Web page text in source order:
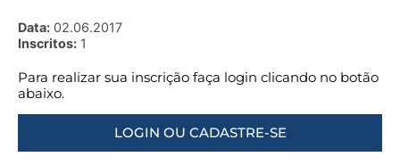
Data: 02.06.2017
Inscritos: 1
Para realizar sua inscrição faça login clicando no botão
abaixo.
LOGIN OU CADASTRE-SE